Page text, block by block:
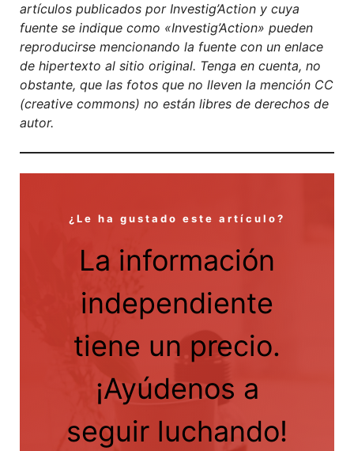
artículos publicados por Investig’Action y cuya
fuente se indique como «Investig’Action» pueden
reproducirse mencionando la fuente con un enlace
de hipertexto al sitio original. Tenga en cuenta, no
obstante, que las fotos que no lleven la mención CC
(creative commons) no están libres de derechos de
autor.
¿Le ha gustado este artículo?
La información
independiente
tiene un precio.
¡Ayúdenos a
seguir luchando!